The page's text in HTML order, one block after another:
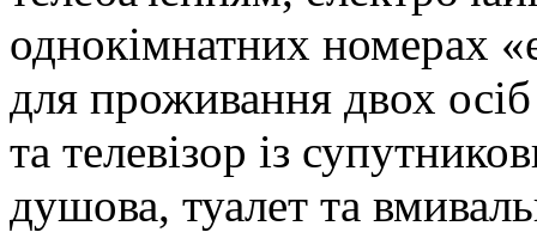
однокімнатних номерах
для проживання двох
та телевізор із
душова, туалет та